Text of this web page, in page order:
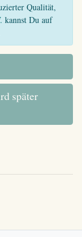
Qualität,
kannst Du auf
später